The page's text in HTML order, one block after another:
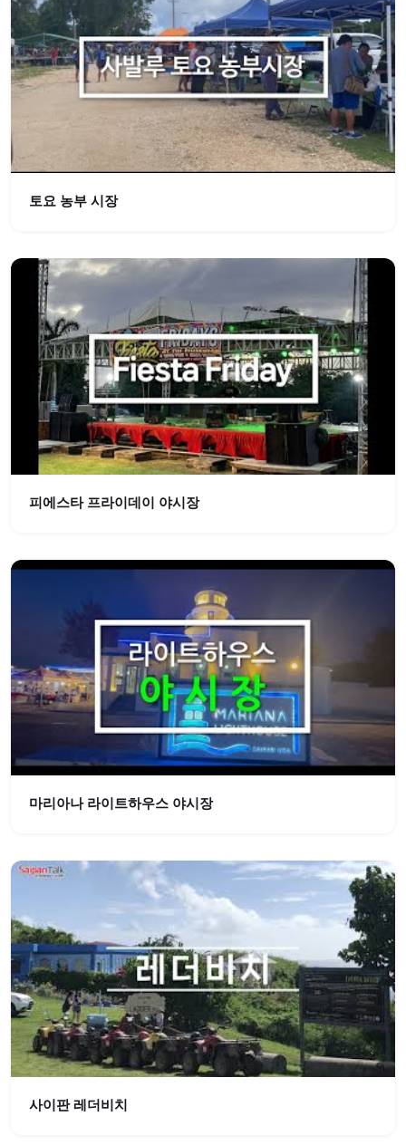
토요 농부 시장
피에스타 프라이데이 야시장
마리아나 라이트하우스 야시장
사이판 레더비치